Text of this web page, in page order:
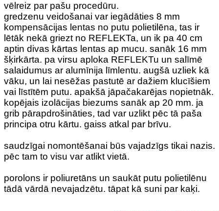
vēlreiz par pašu procedūru.
gredzenu veidošanai var iegādāties 8 mm
kompensācijas lentas no putu polietilēna, tas ir
lētāk nekā griezt no REFLEKTa, un ik pa 40 cm
aptin divas kārtas lentas ap mucu. sanāk 16 mm
šķirkārta. pa virsu aploka REFLEKTu un salīmē
salaidumus ar alumīnija līmlentu. augšā uzliek kā
vāku, un lai nesēžas pastutē ar dažiem klucīšiem
vai līstītēm putu. apakšā jāpačakarējas nopietnāk.
kopējais izolācijas biezums sanāk ap 20 mm. ja
grib pārapdrošināties, tad var uzlikt pēc tā paša
principa otru kārtu. gaiss atkal par brīvu.
saudzīgai nomontēšanai būs vajadzīgs tikai nazis.
pēc tam to visu var atlikt vietā.
porolons ir poliuretāns un saukāt putu polietilēnu
tādā vārdā nevajadzētu. tāpat kā suni par kaķi.